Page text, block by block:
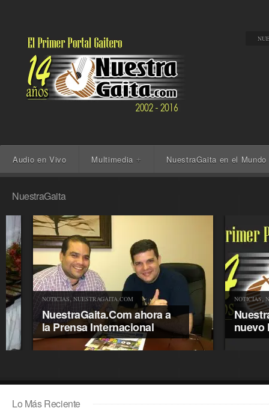
Audio en Vivo Multimedia + NuestraGaita en el Mundo
NuestraGaita
NOTICIAS,NUESTRAGAITA.COM
NuestraGaita.Com ahora a
la Prensa Internacional
NOTICIAS,
nuevo
Lo Más Reciente